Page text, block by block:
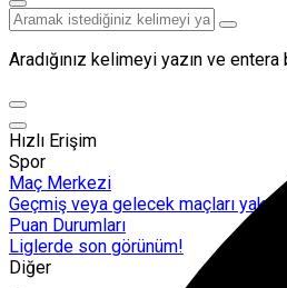
Aradığınız kelimeyi yazın ve entera
Hızlı Erişim
Spor
Maç Merkezi
Geçmiş veya gelecek maçları
Puan Durumları
Liglerde son görünüm!
Diğer